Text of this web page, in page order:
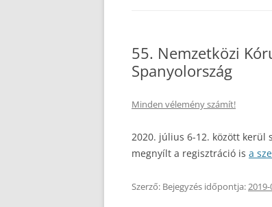
55. Nemzetközi
Spanyolország
Minden vélemény számít!
2020. július 6-12. között kerül
megnyílt a regisztráció is a
Szerző: Bejegyzés időpontja: